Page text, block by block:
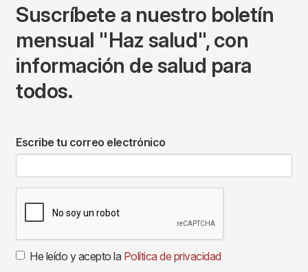
Suscríbete a nuestro boletín
mensual "Haz salud", con
información de salud para
todos.
Escribe tu correo electrónico
He leído y acepto la Política de privacidad